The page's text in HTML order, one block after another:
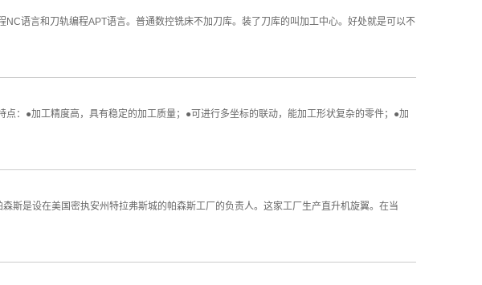
语言和刀轨编程APT语言。普通数控铣床不加刀库。装了刀库的叫加工中心。好处就是可以不
：●加工精度高，具有稳定的加工质量；●可进行多坐标的联动，能加工形状复杂的零件；●加
斯是设在美国密执安州特拉弗斯城的帕森斯工厂的负责人。这家工厂生产直升机旋翼。在当